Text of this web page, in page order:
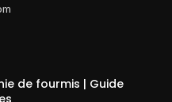
de fourmis | Guide